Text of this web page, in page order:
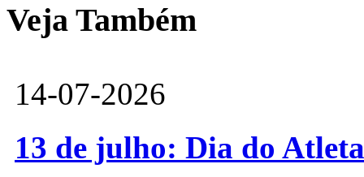
Veja Também
14-07-2026
13 de julho: Dia do